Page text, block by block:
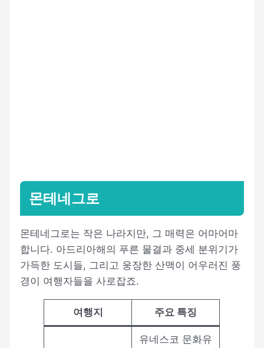
몬테네그로
몬테네그로는 작은 나라지만, 그 매력은 어마어마
합니다. 아드리아해의 푸른 물결과 중세 분위기가
가득한 도시들, 그리고 웅장한 산맥이 어우러진 풍
경이 여행자들을 사로잡죠.
여행지 주요 특징
유네스코 문화유